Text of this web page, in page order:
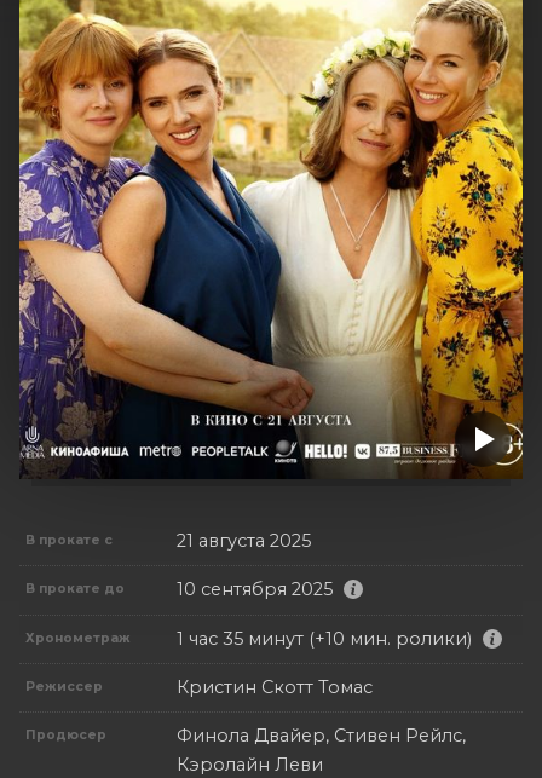
В прокате с 21 августа 2025
В прокате до 10 сентября 2025
Хронометраж 1 час 35 минут (+10 мин. ролики)
Режиссер Кристин Скотт Томас
Продюсер
Финола Двайер, Стивен Рейлс,
Кэролайн Леви